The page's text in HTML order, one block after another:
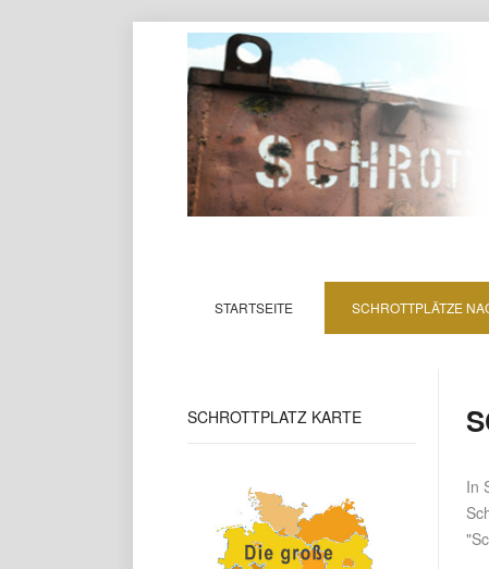
STARTSEITE SCHROTTPLÄTZE
SCHROTTPLATZ KARTE
In